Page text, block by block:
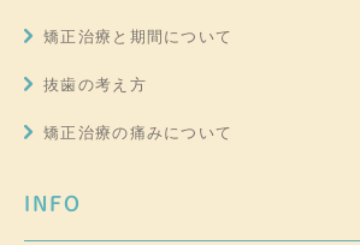
矯正治療と期間について
抜歯の考え方
矯正治療の痛みについて
INFO